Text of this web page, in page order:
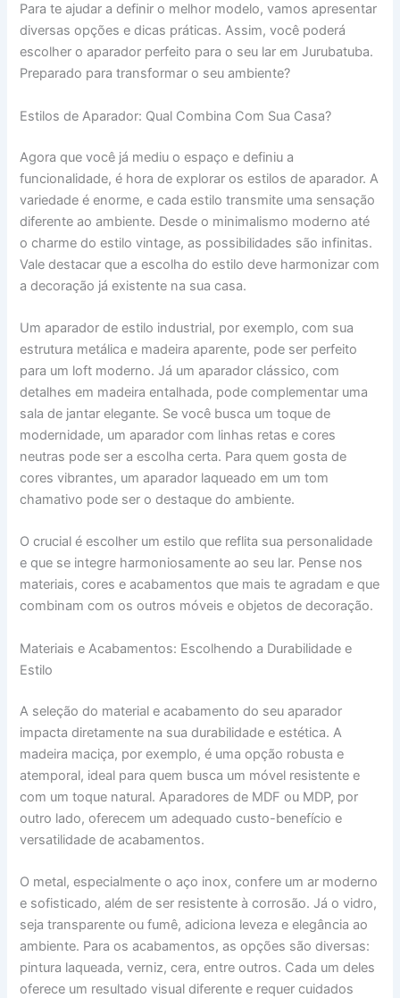
Para te ajudar a definir o melhor modelo, vamos apresentar
diversas opções e dicas práticas. Assim, você poderá
escolher o aparador perfeito para o seu lar em Jurubatuba.
Preparado para transformar o seu ambiente?
Estilos de Aparador: Qual Combina Com Sua Casa?
Agora que você já mediu o espaço e definiu a
funcionalidade, é hora de explorar os estilos de aparador. A
variedade é enorme, e cada estilo transmite uma sensação
diferente ao ambiente. Desde o minimalismo moderno até
o charme do estilo vintage, as possibilidades são infinitas.
Vale destacar que a escolha do estilo deve harmonizar com
a decoração já existente na sua casa.
Um aparador de estilo industrial, por exemplo, com sua
estrutura metálica e madeira aparente, pode ser perfeito
para um loft moderno. Já um aparador clássico, com
detalhes em madeira entalhada, pode complementar uma
sala de jantar elegante. Se você busca um toque de
modernidade, um aparador com linhas retas e cores
neutras pode ser a escolha certa. Para quem gosta de
cores vibrantes, um aparador laqueado em um tom
chamativo pode ser o destaque do ambiente.
O crucial é escolher um estilo que reflita sua personalidade
e que se integre harmoniosamente ao seu lar. Pense nos
materiais, cores e acabamentos que mais te agradam e que
combinam com os outros móveis e objetos de decoração.
Materiais e Acabamentos: Escolhendo a Durabilidade e
Estilo
A seleção do material e acabamento do seu aparador
impacta diretamente na sua durabilidade e estética. A
madeira maciça, por exemplo, é uma opção robusta e
atemporal, ideal para quem busca um móvel resistente e
com um toque natural. Aparadores de MDF ou MDP, por
outro lado, oferecem um adequado custo-benefício e
versatilidade de acabamentos.
O metal, especialmente o aço inox, confere um ar moderno
e sofisticado, além de ser resistente à corrosão. Já o vidro,
seja transparente ou fumê, adiciona leveza e elegância ao
ambiente. Para os acabamentos, as opções são diversas:
pintura laqueada, verniz, cera, entre outros. Cada um deles
oferece um resultado visual diferente e requer cuidados